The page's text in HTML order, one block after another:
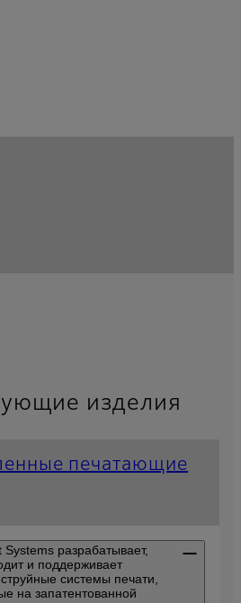
изделия
печатающие
Systems разрабатывает,
и поддерживает
системы печати,
на запатентованной